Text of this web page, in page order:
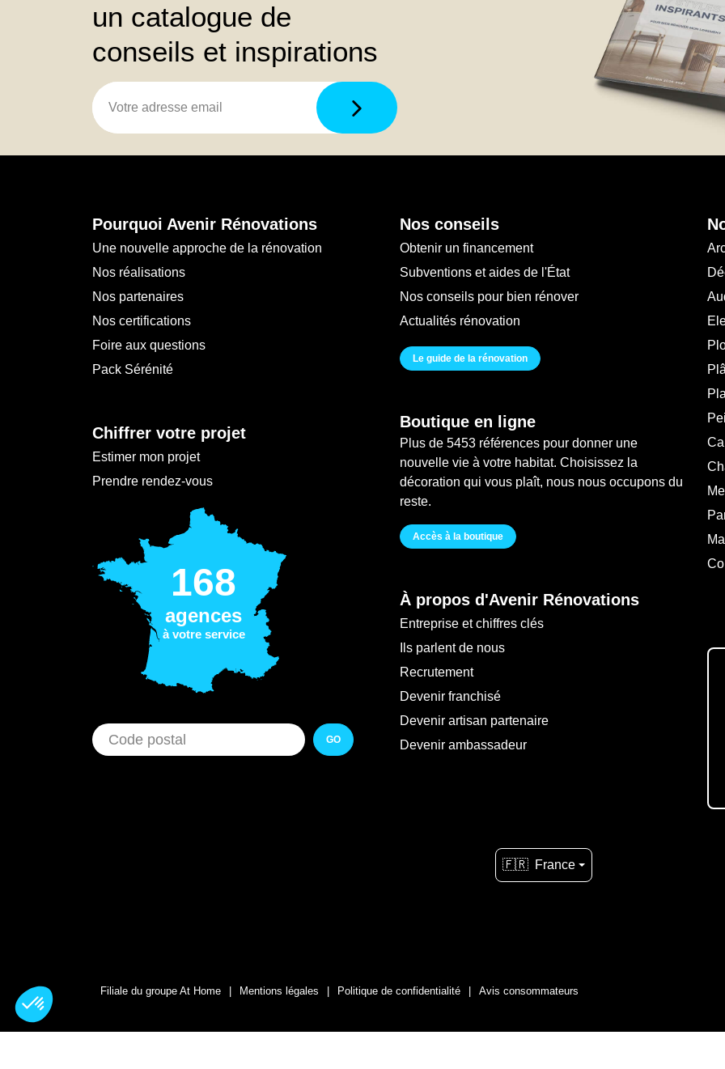
un catalogue de
conseils et inspirations
Pourquoi Avenir Rénovations
Une nouvelle approche de la rénovation
Nos réalisations
Nos partenaires
Nos certifications
Foire aux questions
Pack Sérénité
Chiffrer votre projet
Estimer mon projet
Prendre rendez-vous
168
agences
à votre service
GO
Nos conseils
Obtenir un financement
Subventions et aides de l'État
Nos conseils pour bien rénover
Actualités rénovation
Le guide de la rénovation
Boutique en ligne
Plus de 5453 références pour donner une
nouvelle vie à votre habitat. Choisissez la
décoration qui vous plaît, nous nous occupons du
reste.
Accès à la boutique
À propos d'Avenir Rénovations
Entreprise et chiffres clés
Ils parlent de nous
Recrutement
Devenir franchisé
Devenir artisan partenaire
Devenir ambassadeur
🇫🇷 France
Filiale du groupe At Home Mentions légales Politique de confidentialité Avis consommateurs